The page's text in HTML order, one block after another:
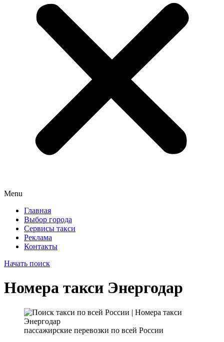
Menu
Главная
Выбор города
Сервисы такси
Реклама
Контакты
Начать поиск
Номера такси Энергодар
пассажирские перевозки по всей России